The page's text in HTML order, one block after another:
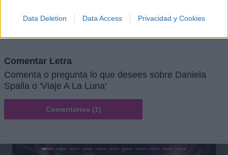
Data Deletion Data Access Privacidad y Cookies
Lo Mejor del Pop Novedades Pop
Comentar Letra
Comenta o pregunta lo que desees sobre Daniela
Spalla o 'Viaje A La Luna'
Comentarios (1)